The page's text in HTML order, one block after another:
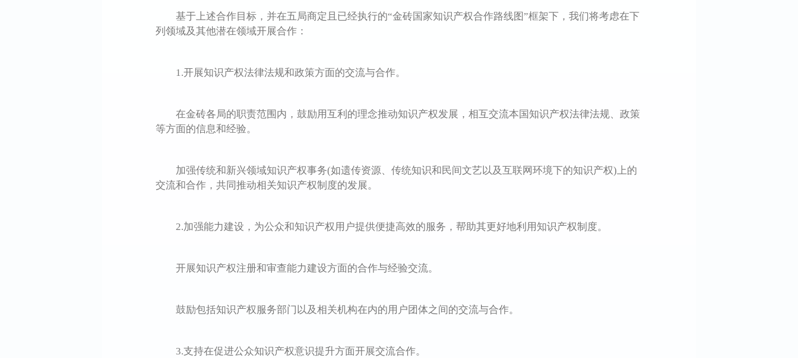
基于上述合作目标，并在五局商定且已经执行的“金砖国家知识产权合作路线图”框架下，我们将考虑在下
列领域及其他潜在领域开展合作：
1.开展知识产权法律法规和政策方面的交流与合作。
在金砖各局的职责范围内，鼓励用互利的理念推动知识产权发展，相互交流本国知识产权法律法规、政策
等方面的信息和经验。
加强传统和新兴领域知识产权事务(如遗传资源、传统知识和民间文艺以及互联网环境下的知识产权)上的
交流和合作，共同推动相关知识产权制度的发展。
2.加强能力建设，为公众和知识产权用户提供便捷高效的服务，帮助其更好地利用知识产权制度。
开展知识产权注册和审查能力建设方面的合作与经验交流。
鼓励包括知识产权服务部门以及相关机构在内的用户团体之间的交流与合作。
3.支持在促进公众知识产权意识提升方面开展交流合作。